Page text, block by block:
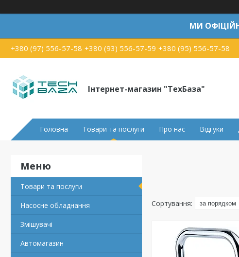
МИ
+380 (97) 556-57-58 +380 (93) 556-57-59 +380 (95) 556-57-58
Інтернет-магазин "ТехБаза"
Головна Товари та послуги Про нас Відгуки
Товари та послуги
Насосне обладнання
Змішувачі
Автомагазин